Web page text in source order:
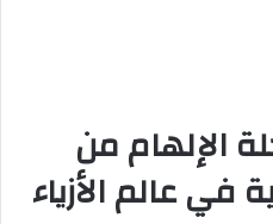
الإلهام من
في عالم الأزياء